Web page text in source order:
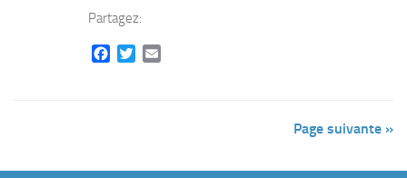
Partagez:
FacebookTwitter
Page suivante »